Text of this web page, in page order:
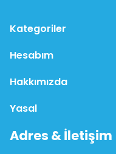
Kategoriler
Hesabım
Hakkımızda
Yasal
Adres & İletişim